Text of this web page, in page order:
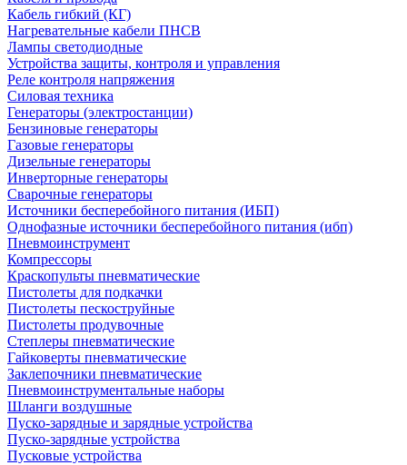
Кабель гибкий (КГ)
Нагревательные кабели ПНСВ
Лампы светодиодные
Устройства защиты, контроля и управления
Реле контроля напряжения
Силовая техника
Генераторы (электростанции)
Бензиновые генераторы
Газовые генераторы
Дизельные генераторы
Инверторные генераторы
Сварочные генераторы
Источники бесперебойного питания (ИБП)
Однофазные источники бесперебойного питания (ибп)
Пневмоинструмент
Компрессоры
Краскопульты пневматические
Пистолеты для подкачки
Пистолеты пескоструйные
Пистолеты продувочные
Степлеры пневматические
Гайковерты пневматические
Заклепочники пневматические
Пневмоинструментальные наборы
Шланги воздушные
Пуско-зарядные и зарядные устройства
Пуско-зарядные устройства
Пусковые устройства